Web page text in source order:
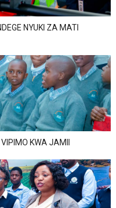
NYUKI ZA MATI
KWA JAMII